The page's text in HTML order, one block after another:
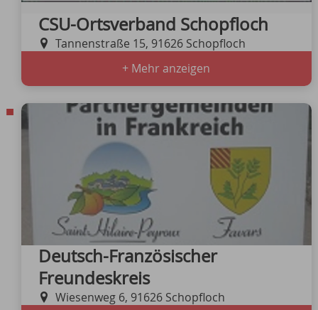
CSU-Ortsverband Schopfloch
Tannenstraße 15, 91626 Schopfloch
+ Mehr anzeigen
Deutsch-Französischer
Freundeskreis
Wiesenweg 6, 91626 Schopfloch